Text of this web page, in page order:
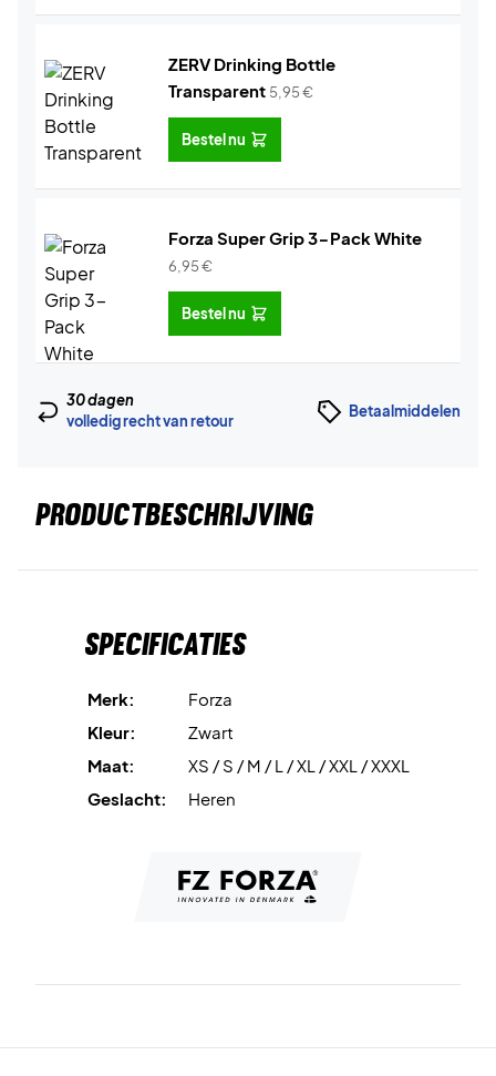
ZERV Drinking Bottle
Transparent 5,95€
Bestel nu
Forza Super Grip 3-Pack White
6,95€
Bestel nu
30 dagen
volledig recht van retour
Betaalmiddelen
PRODUCTBESCHRIJVING
Specificaties
Merk:
Forza
Kleur:
Zwart
Maat:
XS / S / M / L / XL / XXL / XXXL
Geslacht:
Heren